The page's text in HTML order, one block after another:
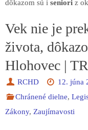
dôkazom sú i seniori z
Vek nie je
života,
Hlohovec |
RCHD
12. júna
Chránené dielne,
Zákony, Zaujímavosti